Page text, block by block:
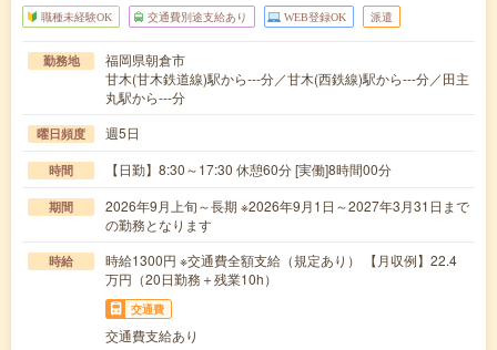
職種未経験OK 交通費別途支給あり WEB登録OK 派遣
勤務地
福岡県朝倉市
甘木(甘木鉄道線)駅から---分／甘木(西鉄線)駅から---分／田主
丸駅から---分
曜日頻度 週5日
時間 【日勤】8:30～17:30 休憩60分 [実働]8時間00分
期間
2026年9月上旬～長期 ※2026年9月1日～2027年3月31日まで
の勤務となります
時給
時給1300円 ※交通費全額支給（規定あり） 【月収例】22.4
万円（20日勤務＋残業10h）
交通費
交通費支給あり